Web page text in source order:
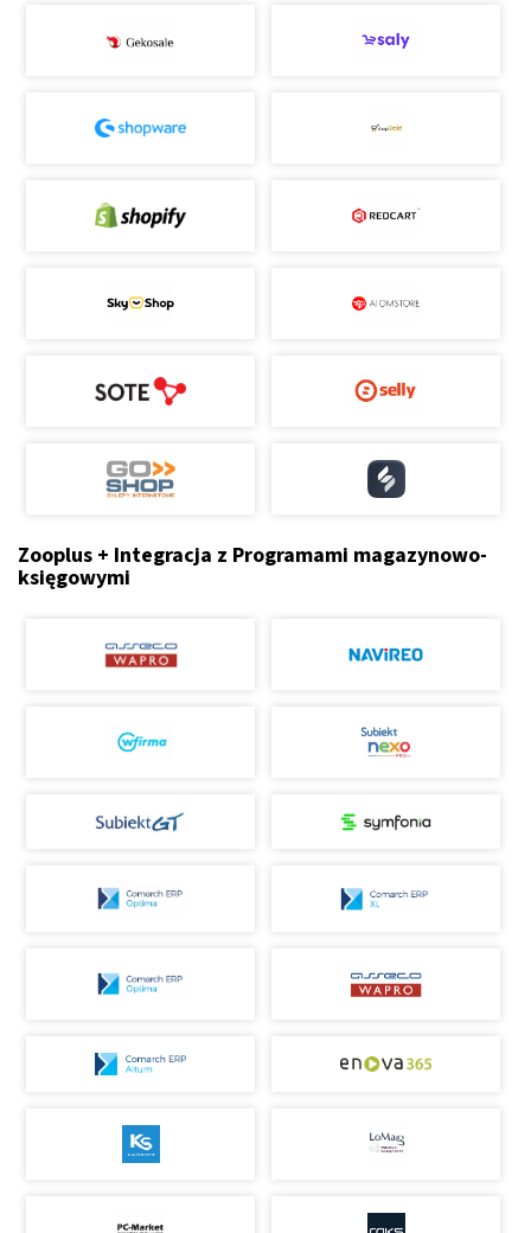
Zooplus + Integracja z Programami magazynowo-
księgowymi